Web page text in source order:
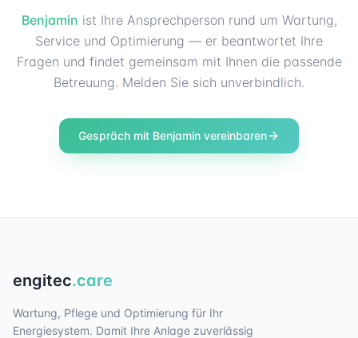
Benjamin ist Ihre Ansprechperson rund um Wartung,
Service und Optimierung — er beantwortet Ihre
Fragen und findet gemeinsam mit Ihnen die passende
Betreuung. Melden Sie sich unverbindlich.
Gespräch mit Benjamin vereinbaren
engitec.care
Wartung, Pflege und Optimierung für Ihr
Energiesystem. Damit Ihre Anlage zuverlässig